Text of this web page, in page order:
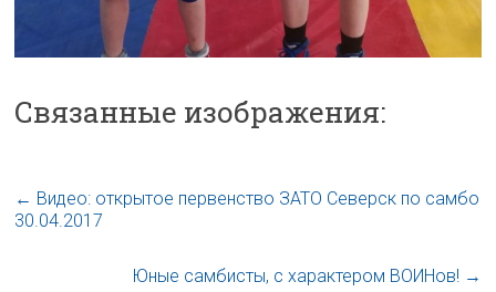
Связанные изображения:
← Видео: открытое первенство ЗАТО Северск по самбо
30.04.2017
Юные самбисты, с характером ВОИНов! →